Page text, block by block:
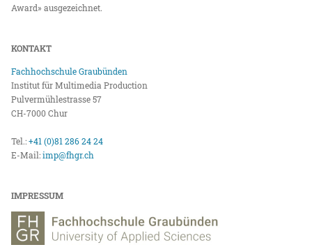
Award» ausgezeichnet.
KONTAKT
Fachhochschule Graubünden
Institut für Multimedia Production
Pulvermühlestrasse 57
CH-7000 Chur
Tel.:+41 (0)81 286 24 24
E-Mail:imp@fhgr.ch
IMPRESSUM